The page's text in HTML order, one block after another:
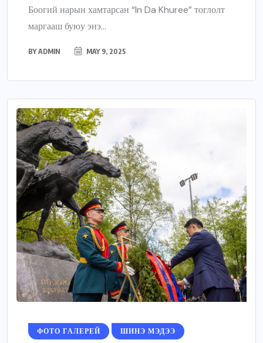
Боогий нарын хамтарсан “In Da Khuree” тоглолт
маргааш буюу энэ...
BYADMIN MAY 9, 2025
ФОТО ГАЛЕРЕЙ ШИНЭ МЭДЭЭ